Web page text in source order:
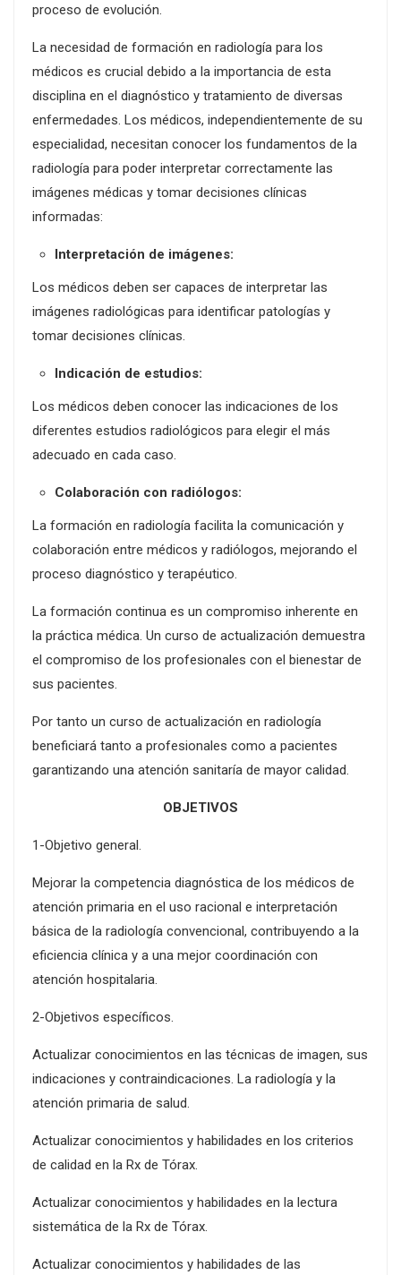
proceso de evolución.
La necesidad de formación en radiología para los
médicos es crucial debido a la importancia de esta
disciplina en el diagnóstico y tratamiento de diversas
enfermedades. Los médicos, independientemente de su
especialidad, necesitan conocer los fundamentos de la
radiología para poder interpretar correctamente las
imágenes médicas y tomar decisiones clínicas
informadas:
Interpretación de imágenes:
Los médicos deben ser capaces de interpretar las
imágenes radiológicas para identificar patologías y
tomar decisiones clínicas.
Indicación de estudios:
Los médicos deben conocer las indicaciones de los
diferentes estudios radiológicos para elegir el más
adecuado en cada caso.
Colaboración con radiólogos:
La formación en radiología facilita la comunicación y
colaboración entre médicos y radiólogos, mejorando el
proceso diagnóstico y terapéutico.
La formación continua es un compromiso inherente en
la práctica médica. Un curso de actualización demuestra
el compromiso de los profesionales con el bienestar de
sus pacientes.
Por tanto un curso de actualización en radiología
beneficiará tanto a profesionales como a pacientes
garantizando una atención sanitaría de mayor calidad.
OBJETIVOS
1-Objetivo general.
Mejorar la competencia diagnóstica de los médicos de
atención primaria en el uso racional e interpretación
básica de la radiología convencional, contribuyendo a la
eficiencia clínica y a una mejor coordinación con
atención hospitalaria.
2-Objetivos específicos.
Actualizar conocimientos en las técnicas de imagen, sus
indicaciones y contraindicaciones. La radiología y la
atención primaria de salud.
Actualizar conocimientos y habilidades en los criterios
de calidad en la Rx de Tórax.
Actualizar conocimientos y habilidades en la lectura
sistemática de la Rx de Tórax.
Actualizar conocimientos y habilidades de las